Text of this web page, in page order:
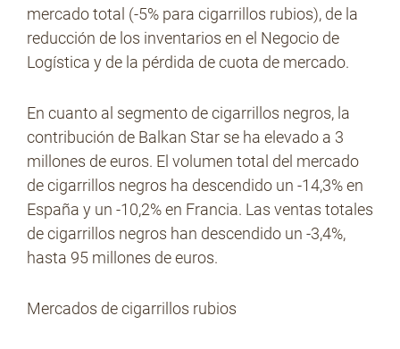
mercado total (-5% para cigarrillos rubios), de la
reducción de los inventarios en el Negocio de
Logística y de la pérdida de cuota de mercado.
En cuanto al segmento de cigarrillos negros, la
contribución de Balkan Star se ha elevado a 3
millones de euros. El volumen total del mercado
de cigarrillos negros ha descendido un -14,3% en
España y un -10,2% en Francia. Las ventas totales
de cigarrillos negros han descendido un -3,4%,
hasta 95 millones de euros.
Mercados de cigarrillos rubios